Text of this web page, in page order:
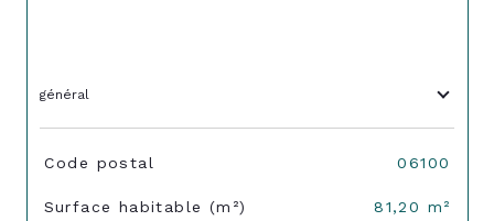
général
TRAD_SIROCCO_Caracteristique
Code postal 06100
Surface habitable (m²) 81,20 m²